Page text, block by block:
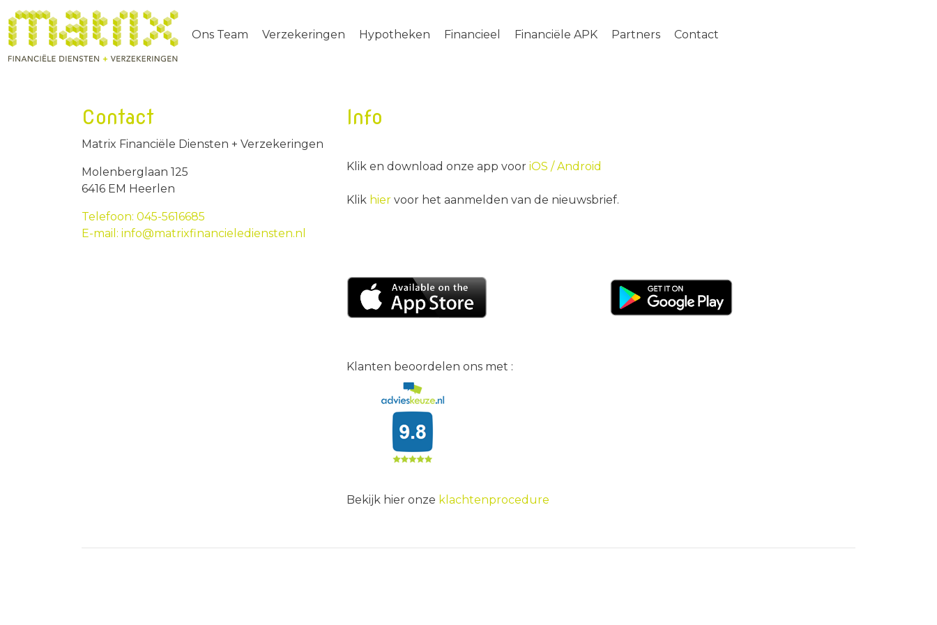
Ons Team Verzekeringen Hypotheken Financieel Financiële APK Partners Contact
Contact
Matrix Financiële Diensten + Verzekeringen
Molenberglaan 125
6416 EM Heerlen
Telefoon: 045-5616685
E-mail: info@matrixfinancielediensten.nl
Info
Klik en download onze app voor iOS /Android
Klik hier voor het aanmelden van de nieuwsbrief.
Klanten beoordelen ons met :
Bekijk hier onze klachtenprocedure